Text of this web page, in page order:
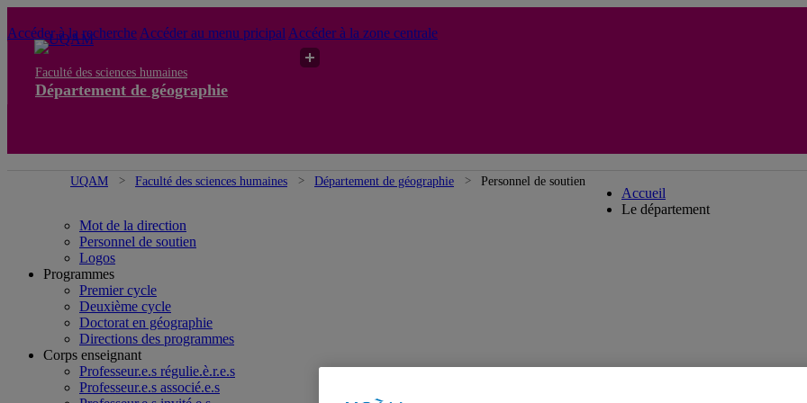
Accéder à la recherche Accéder au menu pricipal Accéder à la zone centrale
Faculté des sciences humaines
Département de géographie
UQAM Faculté des sciences humaines Département de géographie Personnel de soutien
Accueil
Le département
Mot de la direction
Personnel de soutien
Logos
Programmes
Premier cycle
Deuxième cycle
Doctorat en géographie
Directions des programmes
Corps enseignant
Professeur.e.s régulie.è.r.e.s
Professeur.e.s associé.e.s